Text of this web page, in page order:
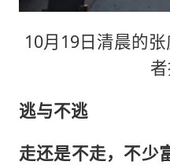
10月19日清晨的
逃与不逃
走还是不走，不少